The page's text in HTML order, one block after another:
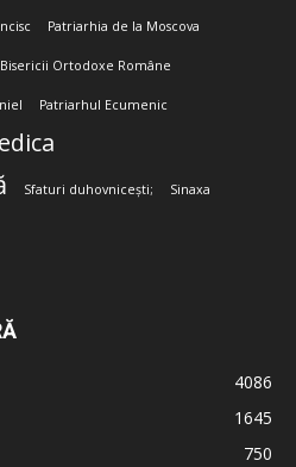
Patriarhia de la Moscova
Ortodoxe Române
Patriarhul Ecumenic
Sfaturi duhovnicești; Sinaxa
4086
1645
750